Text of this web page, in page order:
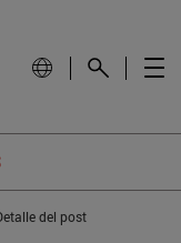
del post